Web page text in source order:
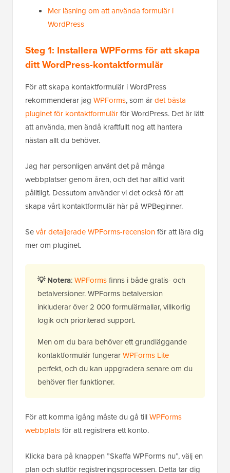
Mer läsning om att använda formulär i
WordPress
Steg 1: Installera WPForms för att skapa
ditt WordPress-kontaktformulär
För att skapa kontaktformulär i WordPress
rekommenderar jag WPForms, som ärdet bästa
pluginet för kontaktformulärför WordPress. Det är lätt
att använda, men ändå kraftfullt nog att hantera
nästan allt du behöver.
Jag har personligen använt det på många
webbplatser genom åren, och det har alltid varit
pålitligt. Dessutom använder vi det också för att
skapa vårt kontaktformulär här på WPBeginner.
Sevår detaljerade WPForms-recensionför att lära dig
mer om pluginet.
💡 Notera:WPFormsfinns i både gratis- och
betalversioner. WPForms betalversion
inkluderar över 2 000 formulärmallar, villkorlig
logik och prioriterad support.
Men om du bara behöver ett grundläggande
kontaktformulär fungerarWPForms Lite
perfekt, och du kan uppgradera senare om du
behöver fler funktioner.
För att komma igång måste du gå tillWPForms
webbplatsför att registrera ett konto.
Klicka bara på knappen ”Skaffa WPForms nu”, välj en
plan och slutför registreringsprocessen. Detta tar dig